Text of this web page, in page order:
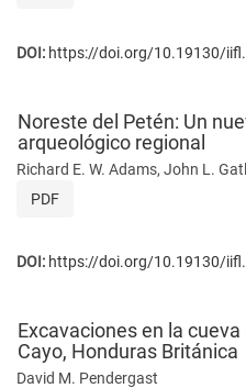
DOI: https://doi.org/10.19130/
Noreste del Petén: Un
arqueológico regional
Richard E. W. Adams, John L.
PDF
DOI: https://doi.org/10.19130/
Excavaciones en la
Cayo, Honduras Británica
David M. Pendergast